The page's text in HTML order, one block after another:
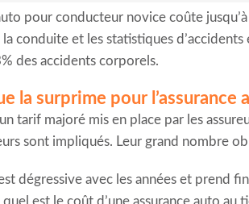
pour conducteur novice coûte
conduite et les statistiques
des accidents corporels.
la surprime pour l’assurance
tarif majoré mis en place par les
sont impliqués. Leur grand nombre
dégressive avec les années et prend
est le coût d’une assurance auto